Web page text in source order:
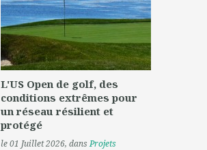
L'US Open de golf, des
conditions extrêmes pour
un réseau résilient et
protégé
le 01 Juillet 2026, dansProjets